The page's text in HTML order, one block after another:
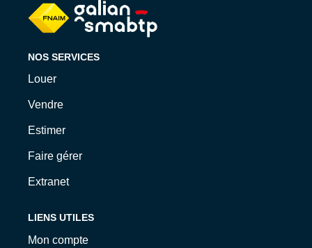
Nos Biens Loués
Nos Actualités
NOS SERVICES
Louer
Vendre
Estimer
Faire gérer
Extranet
LIENS UTILES
Mon compte